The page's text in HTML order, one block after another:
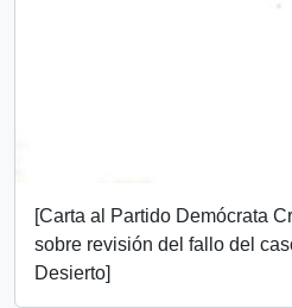
[Carta al Partido Demócrata
sobre revisión del fallo del
Desierto]